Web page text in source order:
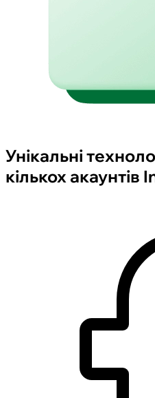
Унікальні
кількох акаунтів